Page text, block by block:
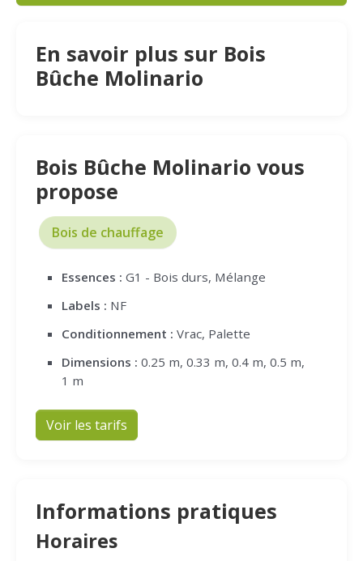
En savoir plus sur Bois
Bûche Molinario
Bois Bûche Molinario vous
propose
Bois de chauffage
Essences : G1 - Bois durs, Mélange
Labels : NF
Conditionnement : Vrac, Palette
Dimensions : 0.25 m, 0.33 m, 0.4 m, 0.5 m,
1 m
Voir les tarifs
Informations pratiques
Horaires